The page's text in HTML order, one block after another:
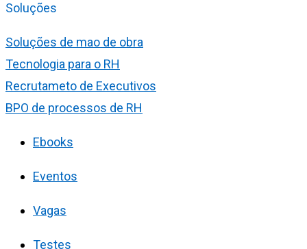
Soluções
Soluções de mao de obra
Tecnologia para o RH
Recrutameto de Executivos
BPO de processos de RH
Ebooks
Eventos
Vagas
Testes